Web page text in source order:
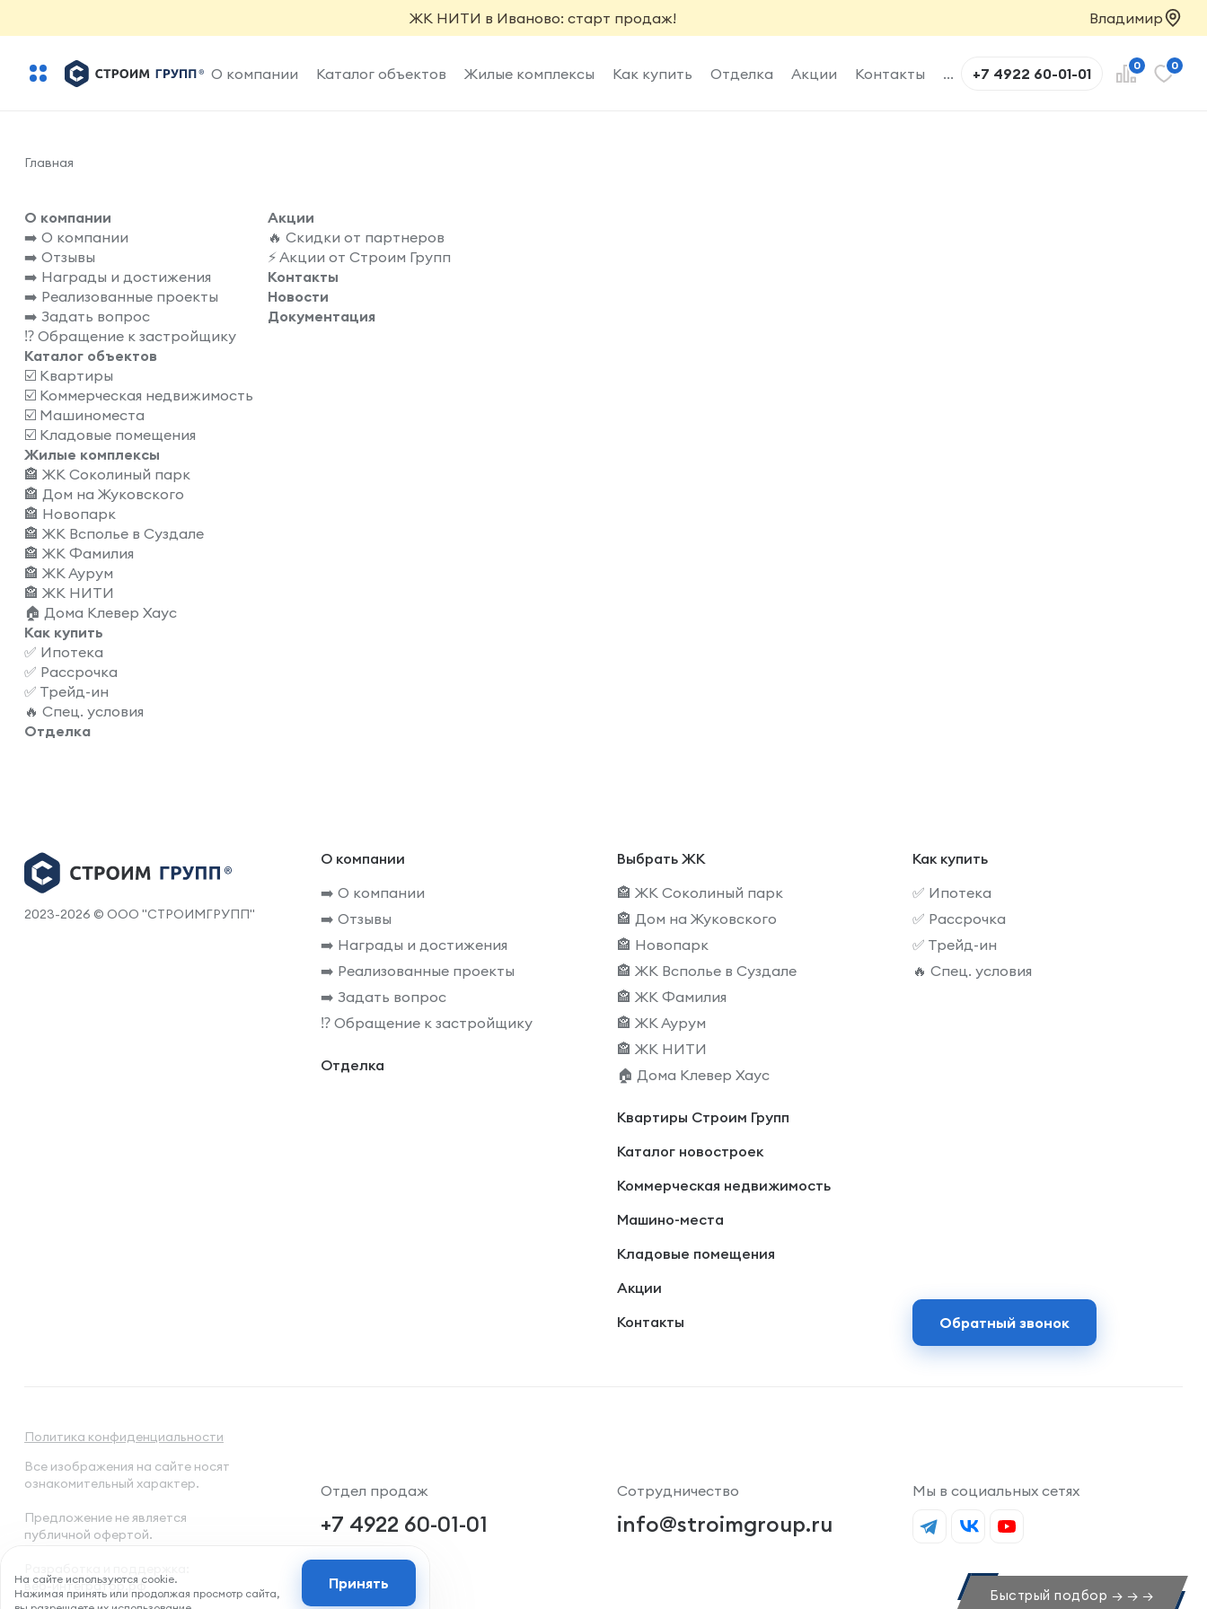
ЖК НИТИ в Иваново: старт продаж! Владимир
О компании Каталог объектов Жилые комплексы Как купить Отделка Акции Контакты ... +7 4922 60-01-01 0 0
Главная
О компании
➡️ О компании
➡️ Отзывы
➡️ Награды и достижения
➡️ Реализованные проекты
➡️ Задать вопрос
⁉️ Обращение к застройщику
Каталог объектов
☑️ Квартиры
☑️ Коммерческая недвижимость
☑️ Машиноместа
☑️ Кладовые помещения
Жилые комплексы
🏤 ЖК Соколиный парк
🏤 Дом на Жуковского
🏤 Новопарк
🏤 ЖК Всполье в Суздале
🏤 ЖК Фамилия
🏤 ЖК Аурум
🏤 ЖК НИТИ
🏠 Дома Клевер Хаус
Как купить
✅ Ипотека
✅ Рассрочка
✅ Трейд-ин
🔥 Спец. условия
Отделка
Акции
🔥 Скидки от партнеров
⚡️ Акции от Строим Групп
Контакты
Новости
Документация
2023-2026 © ООО "СТРОИМГРУПП"
О компании
➡️ О компании
➡️ Отзывы
➡️ Награды и достижения
➡️ Реализованные проекты
➡️ Задать вопрос
⁉️ Обращение к застройщику
Отделка
Выбрать ЖК
🏤 ЖК Соколиный парк
🏤 Дом на Жуковского
🏤 Новопарк
🏤 ЖК Всполье в Суздале
🏤 ЖК Фамилия
🏤 ЖК Аурум
🏤 ЖК НИТИ
🏠 Дома Клевер Хаус
Квартиры Строим Групп
Каталог новостроек
Коммерческая недвижимость
Машино-места
Кладовые помещения
Акции
Контакты
Как купить
✅ Ипотека
✅ Рассрочка
✅ Трейд-ин
🔥 Спец. условия
Обратный звонок
Политика конфиденциальности
Все изображения на сайте носят
ознакомительный характер.
Предложение не является
публичной офертой.
веб-интегратор.рф
Отдел продаж
+7 4922 60-01-01
Сотрудничество
info@stroimgroup.ru
Мы в социальных сетях
На сайте используются cookie.
Нажимая принять или продолжая просмотр сайта,
Принять
Быстрый подбор → → →